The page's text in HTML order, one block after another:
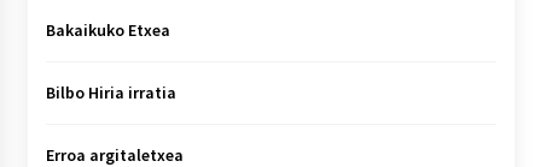
Bakaikuko Etxea
Bilbo Hiria irratia
Erroa argitaletxea